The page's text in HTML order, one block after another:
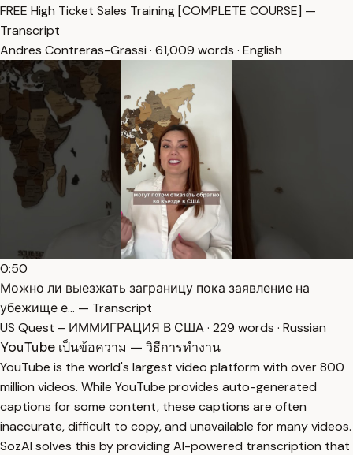
FREE High Ticket Sales Training [COMPLETE COURSE] —
Transcript
Andres Contreras-Grassi · 61,009 words · English
0:50
Можно ли выезжать заграницу пока заявление на
убежище е… — Transcript
US Quest – ИММИГРАЦИЯ В США · 229 words · Russian
YouTube เป็นข้อความ — วิธีการทำงาน
YouTube is the world's largest video platform with over 800
million videos. While YouTube provides auto-generated
captions for some content, these captions are often
inaccurate, difficult to copy, and unavailable for many videos.
SozAI solves this by providing AI-powered transcription that